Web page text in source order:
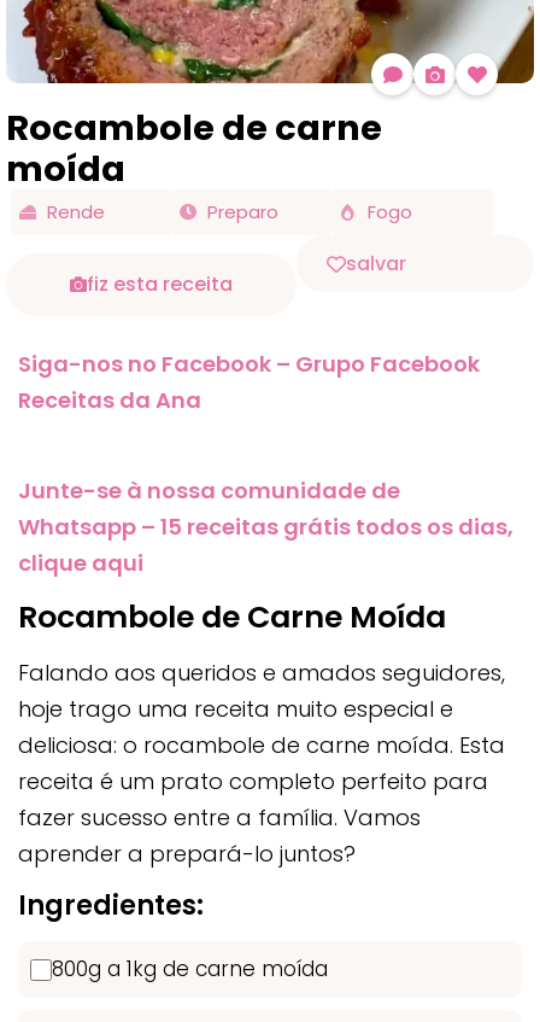
Rocambole de carne
moída
Rende Preparo Fogo
fiz esta receita
salvar
Siga-nos no Facebook – Grupo Facebook
Receitas da Ana
Junte-se à nossa comunidade de
Whatsapp – 15 receitas grátis todos os dias,
clique aqui
Rocambole de Carne Moída
Falando aos queridos e amados seguidores,
hoje trago uma receita muito especial e
deliciosa: o rocambole de carne moída. Esta
receita é um prato completo perfeito para
fazer sucesso entre a família. Vamos
aprender a prepará-lo juntos?
Ingredientes:
800g a 1kg de carne moída